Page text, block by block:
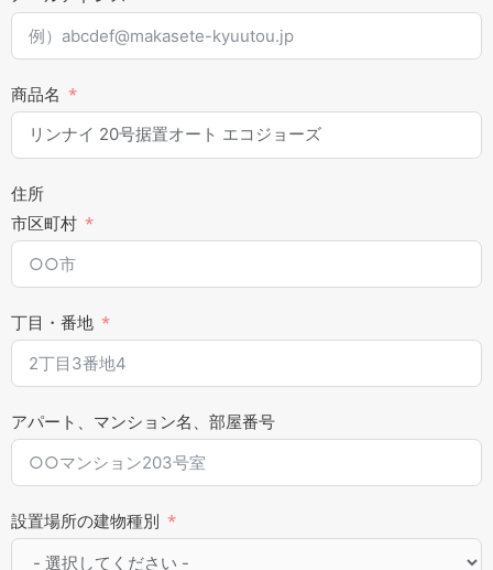
商品名
住所
市区町村
丁目・番地
アパート、マンション名、部屋番号
設置場所の建物種別